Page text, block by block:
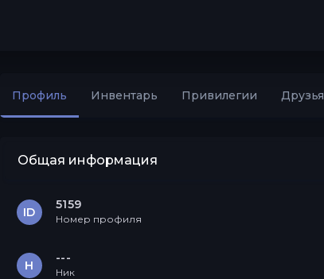
Профиль Инвентарь Привилегии Друзья
Общая информация
ID
5159
Номер профиля
Н
---
Ник